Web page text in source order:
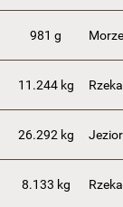
981 g
11.244 kg
26.292 kg
8.133 kg